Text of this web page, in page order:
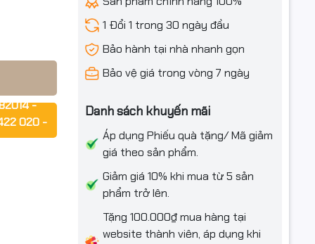
-
020 -
1 Đổi 1 trong 30 ngày đầu
Bảo hành tại nhà nhanh gọn
Bảo vệ giá trong vòng 7 ngày
Danh sách khuyến mãi
Áp dụng Phiếu quà tặng/ Mã giảm
giá theo sản phẩm.
Giảm giá 10% khi mua từ 5 sản
phẩm trở lên.
Tặng 100.000₫ mua hàng tại
website thành viên, áp dụng khi